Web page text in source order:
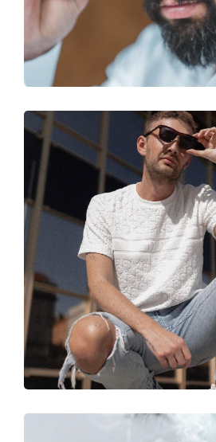
Poids:
Plaquettes de nez ajustables:
Accessoires
Étui:
Tissu de nettoyage:
Autres
Sexe:
Catégorie:
Marque:
Utilisation:
Code: